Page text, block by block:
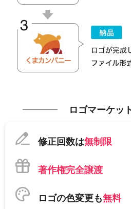
ロゴマーケッ
修正回数は無制限
著作権完全譲渡
ロゴの色変更も無料